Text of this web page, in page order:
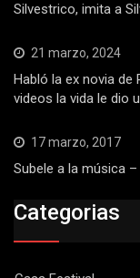
Silvestrico, imita a
21 marzo, 2024
Habló la ex novia de
videos la vida le dio
17 marzo, 2017
Subele a la música
Categorias